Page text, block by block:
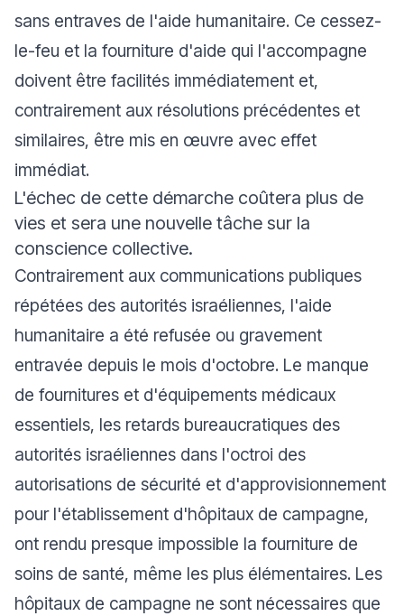
sans entraves de l'aide humanitaire. Ce cessez-
le-feu et la fourniture d'aide qui l'accompagne
doivent être facilités immédiatement et,
contrairement aux résolutions précédentes et
similaires, être mis en œuvre avec effet
immédiat.
L'échec de cette démarche coûtera plus de
vies et sera une nouvelle tâche sur la
conscience collective.
Contrairement aux communications publiques
répétées des autorités israéliennes, l'aide
humanitaire a été refusée ou gravement
entravée depuis le mois d'octobre. Le manque
de fournitures et d'équipements médicaux
essentiels, les retards bureaucratiques des
autorités israéliennes dans l'octroi des
autorisations de sécurité et d'approvisionnement
pour l'établissement d'hôpitaux de campagne,
ont rendu presque impossible la fourniture de
soins de santé, même les plus élémentaires. Les
hôpitaux de campagne ne sont nécessaires que